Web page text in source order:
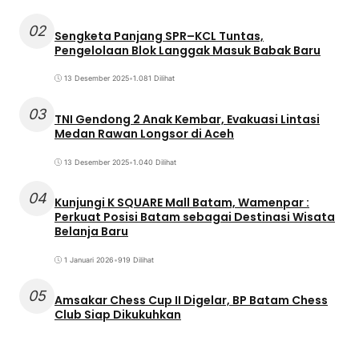
02 Sengketa Panjang SPR–KCL Tuntas,
Pengelolaan Blok Langgak Masuk Babak Baru
13 Desember 2025•1.081 Dilihat
03 TNI Gendong 2 Anak Kembar, Evakuasi Lintasi
Medan Rawan Longsor di Aceh
13 Desember 2025•1.040 Dilihat
04 Kunjungi K SQUARE Mall Batam, Wamenpar :
Perkuat Posisi Batam sebagai Destinasi Wisata
Belanja Baru
1 Januari 2026•919 Dilihat
05 Amsakar Chess Cup II Digelar, BP Batam Chess
Club Siap Dikukuhkan